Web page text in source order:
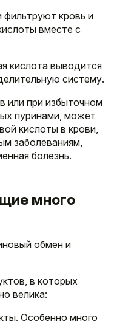
фильтруют кровь и
вместе с
кислота выводится
систему.
или при избыточном
пуринами, может
кислоты в крови,
заболеваниям,
болезнь.
много
обмен и
в которых
велика:
Особенно много